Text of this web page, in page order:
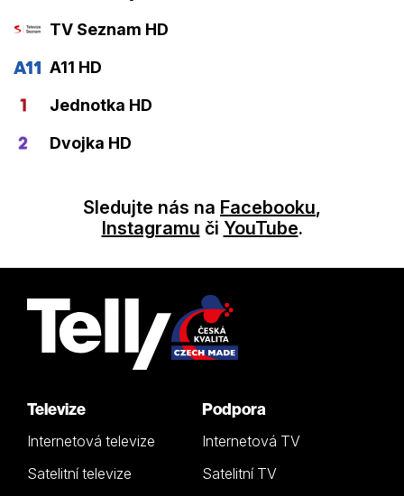
TV Seznam HD
A11 HD
Jednotka HD
Dvojka HD
Sledujte nás na Facebooku,
Instagramu či YouTube.
Televize
Internetová televize
Satelitní televize
Podpora
Internetová TV
Satelitní TV